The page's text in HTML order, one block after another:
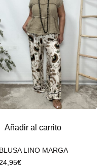
Añadir al carrito
BLUSA LINO MARGA
24,95€